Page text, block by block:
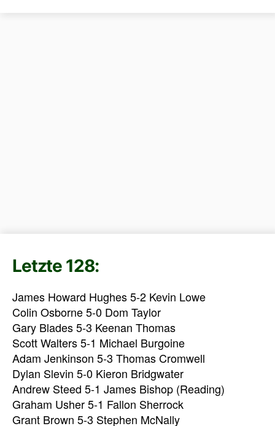
Letzte 128:
James Howard Hughes 5-2 Kevin Lowe
Colin Osborne 5-0 Dom Taylor
Gary Blades 5-3 Keenan Thomas
Scott Walters 5-1 Michael Burgoine
Adam Jenkinson 5-3 Thomas Cromwell
Dylan Slevin 5-0 Kieron Bridgwater
Andrew Steed 5-1 James Bishop (Reading)
Graham Usher 5-1 Fallon Sherrock
Grant Brown 5-3 Stephen McNally